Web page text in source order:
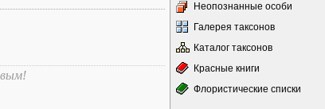
Неопознанные особи
Галерея таксонов
Каталог таксонов
Красные книги
Флористические списки